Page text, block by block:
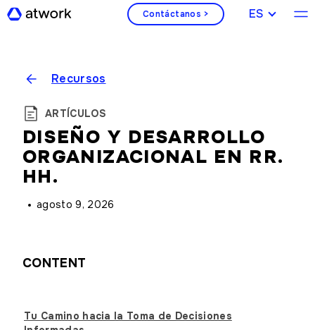
ESPAÑOL
Contáctanos >
Recursos
ARTÍCULOS
DISEÑO Y DESARROLLO
ORGANIZACIONAL EN RR.
HH.
agosto 9, 2026
CONTENT
Tu Camino hacia la Toma de Decisiones